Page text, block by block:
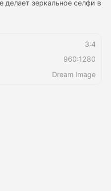
зеркальное селфи в
3:4
960:1280
Dream Image